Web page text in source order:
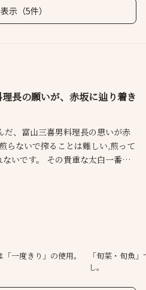
示（5件）
長の願いが、赤坂に辿り着き
だ、富山三喜男料理長の思いが赤
らないで搾ることは難しい,煎って
いです。 その貴重な太白一番搾
「一度きり」の使用。
「旬菜・旬魚
し。